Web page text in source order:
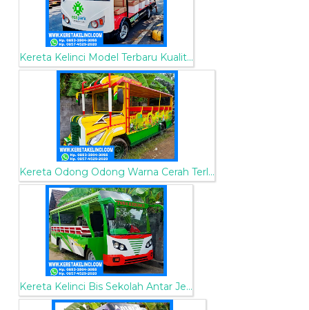
Kereta Kelinci Model Terbaru Kualit...
Kereta Odong Odong Warna Cerah Terl...
Kereta Kelinci Bis Sekolah Antar Je...